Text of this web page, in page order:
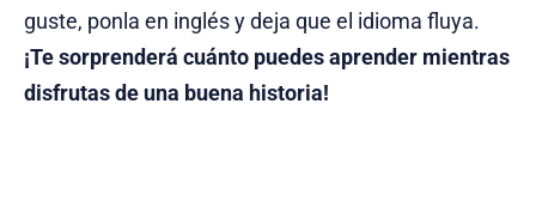
guste, ponla en inglés y deja que el idioma fluya.
¡Te sorprenderá cuánto puedes aprender mientras
disfrutas de una buena historia!